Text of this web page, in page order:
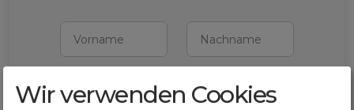
Vorname Nachname
E-Mail
Wir verwenden Cookies